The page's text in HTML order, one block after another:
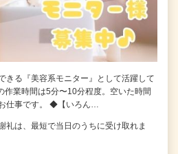
きる『美容系モニター』として活躍して
作業時間は5分〜10分程度。空いた時間
仕事です。 ◆【いろん…
は、最短で当日のうちに受け取れま